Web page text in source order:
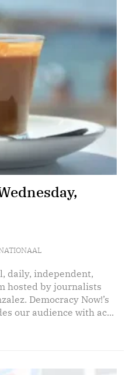
daily, independent,
hosted by journalists
Democracy Now!’s
our audience with ac...